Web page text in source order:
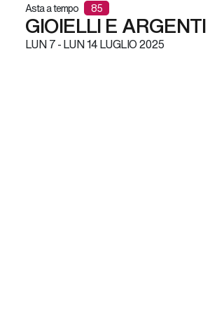
Asta a tempo 85
GIOIELLI E ARGENTI
LUN7 -LUN14 LUGLIO 2025